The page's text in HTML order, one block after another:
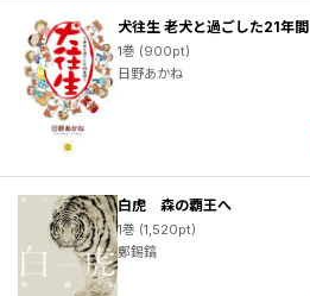
犬往生 老犬と過ごした21年間
1巻 (900pt)
日野あかね
白虎 森の覇王へ
1巻 (1,520pt)
鄭錫鎬